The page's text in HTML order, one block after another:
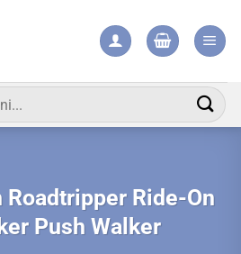
Roadtripper Ride-On
Push Walker